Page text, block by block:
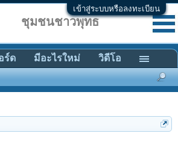
เข้าสู่ระบบหรือลงทะเบียน
ชุมชนชาวพุทธ
ร์ด มีอะไรใหม่ วิดีโอ